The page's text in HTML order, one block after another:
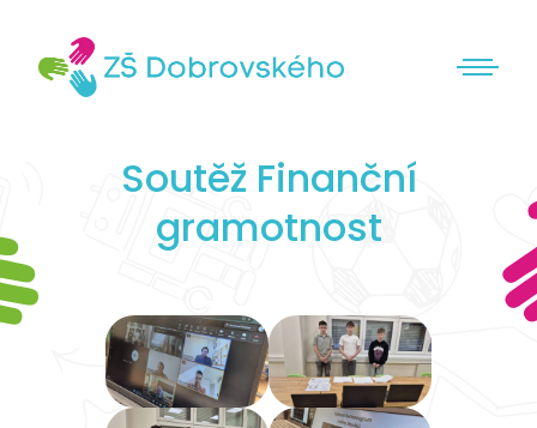
Soutěž Finanční
gramotnost